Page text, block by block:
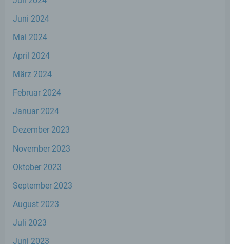
Juni 2024
Mai 2024
April 2024
März 2024
Februar 2024
Januar 2024
Dezember 2023
November 2023
Oktober 2023
September 2023
August 2023
Juli 2023
Juni 2023
Der für die Verarbeitung Verantwortliche erteilt
Auskunft darüber, welche personenbezogenen
Ferner berichtigt oder löscht der für die
Daten auf Wunsch oder Hinweis der betroffenen
Person, soweit dem keine gesetzlichen
Aufbewahrungspflichten entgegenstehen. Die
Gesamtheit der Mitarbeiter des für die Verarbeitung
diesem Zusammenhang als Ansprechpartner zur
Kontaktmöglichkeit über die Internetseite
Die Internetseite enthält aufgrund von gesetzlichen
elektronische Kontaktaufnahme zu unserem
Unternehmen sowie eine unmittelbare
Kommunikation mit uns ermöglichen, was
ebenfalls eine allgemeine Adresse der